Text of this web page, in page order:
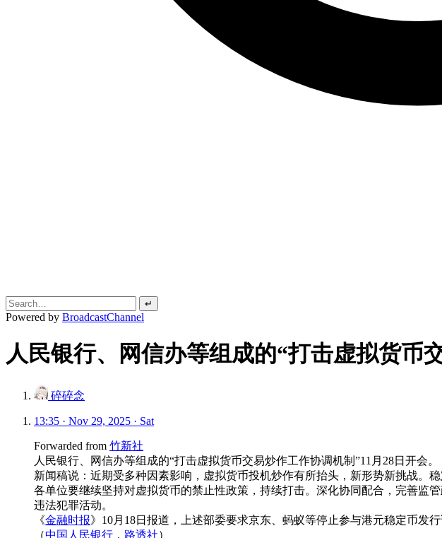
↵
Powered by BroadcastChannel
人民银行、网信办等组成的“打击虚拟货币
碎碎念
13:35 · Nov 29, 2025 · Sat
Forwarded from 竹新社
人民银行、网信办等组成的“打击虚拟货币交易炒作工作协调机制”11月28日开会。
新闻稿说：近期受多种因素影响，虚拟货币投机炒作有所抬头，新形势新挑战。
各单位要继续坚持对虚拟货币的禁止性政策，持续打击。深化协同配合，完善监
违法犯罪活动。
《金融时报》10月18日报道，上述部委要求京东、蚂蚁等停止参与港元稳定币发行
（中国人民银行 ， 路透社）